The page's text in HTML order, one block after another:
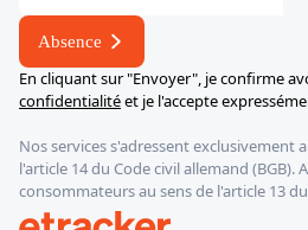
*
Absence
En cliquant sur "Envoyer", je confirme
confidentialitéet je l'accepte
Nos services s'adressent exclusivement
l'article 14 du Code civil allemand (BGB).
consommateurs au sens de l'article 13